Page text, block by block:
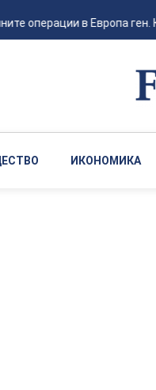
операции в Европа ген.
ИКОНОМИКА